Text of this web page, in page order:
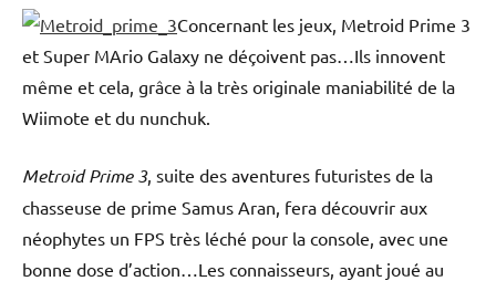
Concernant les jeux, Metroid Prime 3
et Super MArio Galaxy ne déçoivent pas…Ils innovent
même et cela, grâce à la très originale maniabilité de la
Wiimote et du nunchuk.
Metroid Prime 3, suite des aventures futuristes de la
chasseuse de prime Samus Aran, fera découvrir aux
néophytes un FPS très léché pour la console, avec une
bonne dose d’action…Les connaisseurs, ayant joué au